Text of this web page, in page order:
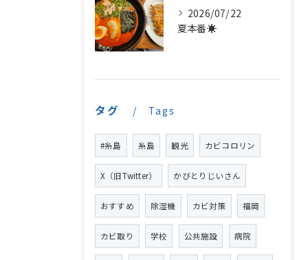
2026/07/22
夏本番☀️
タグ Tags
#糸島 糸島 観光 カビコロリン
X（旧Twitter） かびとりじいさん
おすすめ 除湿機 カビ対策 福岡
カビ取り 学校 公共施設 病院